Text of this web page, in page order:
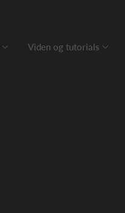
Viden og tutorials